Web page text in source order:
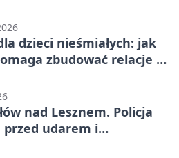
dzieci nieśmiałych: jak
zbudować relacje z
nad Lesznem. Policja
przed udarem i